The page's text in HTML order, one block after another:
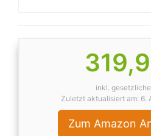
inkl.
Zuletzt aktualisiert am: 6.
Zum Amazon